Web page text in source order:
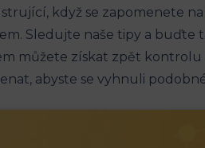
když se zapomenete
Sledujte naše tipy a buďte
můžete získat zpět
abyste se vyhnuli